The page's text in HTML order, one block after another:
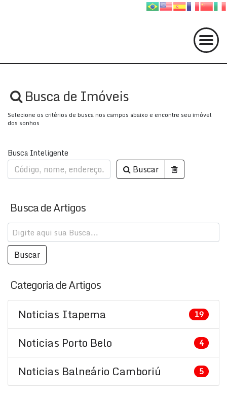
Busca de Imóveis
Selecione os critérios de busca nos campos abaixo e encontre seu imóvel
dos sonhos
Busca Inteligente
Buscar
Busca de Artigos
Categoria de Artigos
Noticias Itapema
19
Noticias Porto Belo 4
Noticias Balneário Camboriú 5